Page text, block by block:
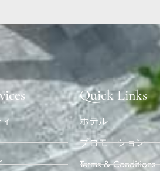
Quick Links
ホテル
プロモーション
Terms & Conditions